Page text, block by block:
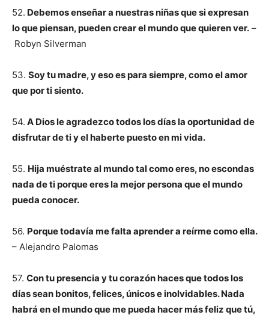
52. Debemos enseñar a nuestras niñas que si expresan
lo que piensan, pueden crear el mundo que quieren ver. –
Robyn Silverman
53. Soy tu madre, y eso es para siempre, como el amor
que por ti siento.
54. A Dios le agradezco todos los días la oportunidad de
disfrutar de ti y el haberte puesto en mi vida.
55. Hija muéstrate al mundo tal como eres, no escondas
nada de ti porque eres la mejor persona que el mundo
pueda conocer.
56. Porque todavía me falta aprender a reírme como ella.
– Alejandro Palomas
57. Con tu presencia y tu corazón haces que todos los
días sean bonitos, felices, únicos e inolvidables. Nada
habrá en el mundo que me pueda hacer más feliz que tú,